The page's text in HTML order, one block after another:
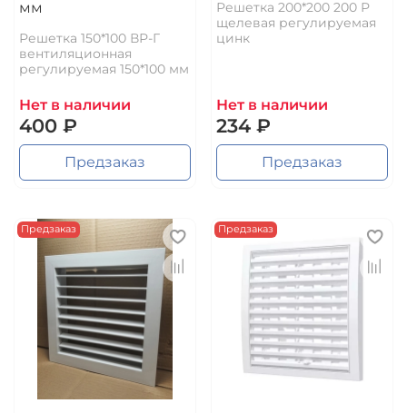
мм
Решетка 150*100 ВР-Г
вентиляционная
регулируемая 150*100 мм
Нет в наличии
400 ₽
Предзаказ
Решетка 200*200 200 Р
щелевая регулируемая
цинк
Нет в наличии
234 ₽
Предзаказ
Предзаказ Предзаказ